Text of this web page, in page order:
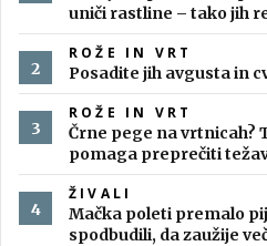
uniči rastline – tako jih
ROŽE IN VRT
Posadite jih avgusta in
ROŽE IN VRT
Črne pege na vrtnicah?
pomaga preprečiti
ŽIVALI
Mačka poleti premalo
spodbudili, da zaužije